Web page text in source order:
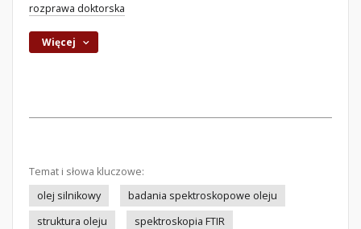
rozprawa doktorska
Więcej
Temat i słowa kluczowe:
olej silnikowy
badania spektroskopowe oleju
struktura oleju
spektroskopia FTIR